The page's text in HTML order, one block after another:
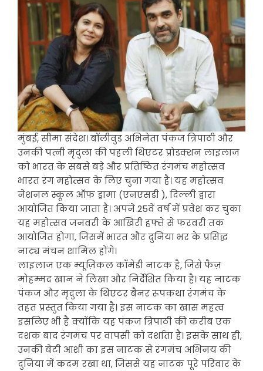
मुंबई, सीमा संदेश। बॉलीवुड अभिनेता पंकज त्रिपाठी और
उनकी पत्नी मृदुला की पहली थिएटर प्रोडक्शन लाइलाज
को भारत के सबसे बड़े और प्रतिष्ठित रंगमंच महोत्सव
भारत रंग महोत्सव के लिए चुना गया है। यह महोत्सव
नेशनल स्कूल ऑफ ड्रामा (एनएसडी ), दिल्ली द्वारा
आयोजित किया जाता है। अपने 25वें वर्ष में प्रवेश कर चुका
यह महोत्सव जनवरी के आखिरी हफ्ते से फरवरी तक
आयोजित होगा, जिसमें भारत और दुनिया भर के प्रसिद्ध
नाट्य मंचन शामिल होंगे।
लाइलाज एक म्यूज़िकल कॉमेडी नाटक है, जिसे फैज़
मोहम्मद खान ने लिखा और निर्देशित किया है। यह नाटक
पंकज और मृदुला के थिएटर बैनर रूपकथा रंगमंच के
तहत प्रस्तुत किया गया है। इस नाटक का खास महत्व
इसलिए भी है क्योंकि यह पंकज त्रिपाठी की करीब एक
दशक बाद रंगमंच पर वापसी को दर्शाता है। इसके साथ ही,
उनकी बेटी आशी का इस नाटक से रंगमंच अभिनय की
दुनिया में कदम रखा था, जिससे यह नाटक पूरे परिवार के